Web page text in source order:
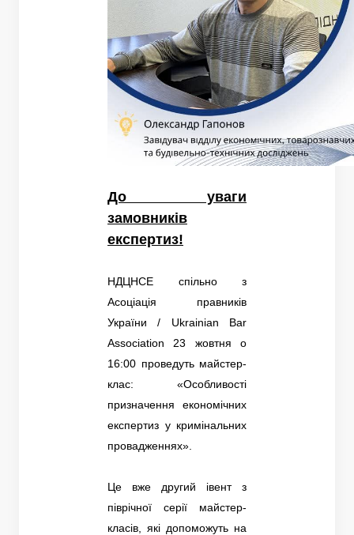
До уваги
замовників
експертиз!
НДЦНСЕ спільно з
Асоціація правників
України / Ukrainian Bar
Association 23 жовтня о
16:00 проведуть майстер-
клас: «Особливості
призначення економічних
експертиз у кримінальних
провадженнях».
Це вже другий івент з
піврічної серії майстер-
класів, які допоможуть на